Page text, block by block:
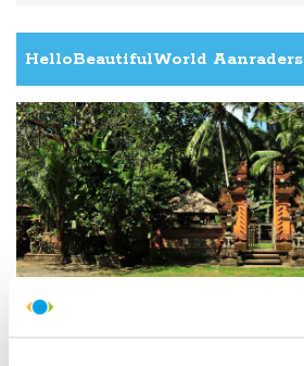
HelloBeautifulWorld Aanraders